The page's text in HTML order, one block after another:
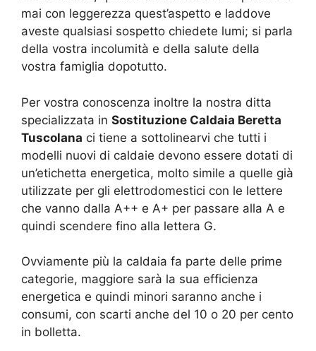
mai con leggerezza quest’aspetto e laddove
aveste qualsiasi sospetto chiedete lumi; si parla
della vostra incolumità e della salute della
vostra famiglia dopotutto.
Per vostra conoscenza inoltre la nostra ditta
specializzata in Sostituzione Caldaia Beretta
Tuscolana ci tiene a sottolinearvi che tutti i
modelli nuovi di caldaie devono essere dotati di
un’etichetta energetica, molto simile a quelle già
utilizzate per gli elettrodomestici con le lettere
che vanno dalla A++ e A+ per passare alla A e
quindi scendere fino alla lettera G.
Ovviamente più la caldaia fa parte delle prime
categorie, maggiore sarà la sua efficienza
energetica e quindi minori saranno anche i
consumi, con scarti anche del 10 o 20 per cento
in bolletta.